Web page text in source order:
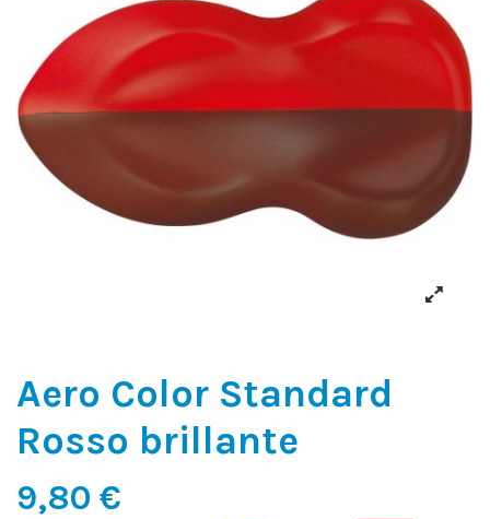
Aero Color Standard
Rosso brillante
9,80 €